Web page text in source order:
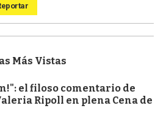
Más Vistas
el filoso comentario de
Ripoll en plena Cena de